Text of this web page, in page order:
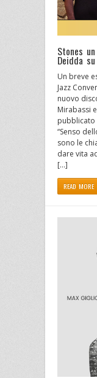
Stones
Deidda
Un breve
Jazz
nuovo
Mirabassi
pubblicato
“Senso
sono le
dare vita
[…]
READ MORE